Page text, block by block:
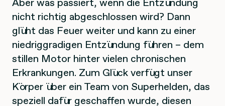
nicht richtig abgeschlossen wird? Dann
glüht das Feuer weiter und kann zu einer
niedriggradigen Entzündung führen – dem
stillen Motor hinter vielen chronischen
Erkrankungen. Zum Glück verfügt unser
Körper über ein Team von Superhelden, das
speziell dafür geschaffen wurde, diesen